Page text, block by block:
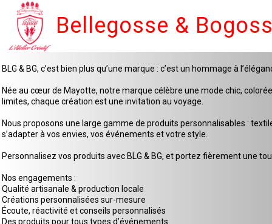
Bellegosse &
BLG & BG, c’est bien plus qu’une marque : c’est un hommage à
Née au cœur de Mayotte, notre marque célèbre une mode chic,
limites, chaque création est une invitation au voyage.
Nous proposons une large gamme de produits personnalisables :
s’adapter à vos envies, vos événements et votre style.
Personnalisez vos produits avec BLG & BG, et portez fièrement une
Nos engagements :
Qualité artisanale & production locale
Créations personnalisées sur-mesure
Écoute, réactivité et conseils personnalisés
Des produits pour tous types d’événements